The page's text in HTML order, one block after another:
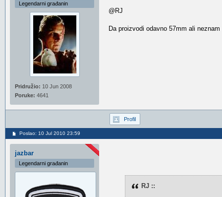
Legendarni građanin
Pridružio: 10 Jun 2008
Poruke: 4641
@RJ
Da proizvodi odavno 57mm ali
Profil
Poslao: 10 Jul 2010 23:59
jazbar
Legendarni građanin
RJ ::